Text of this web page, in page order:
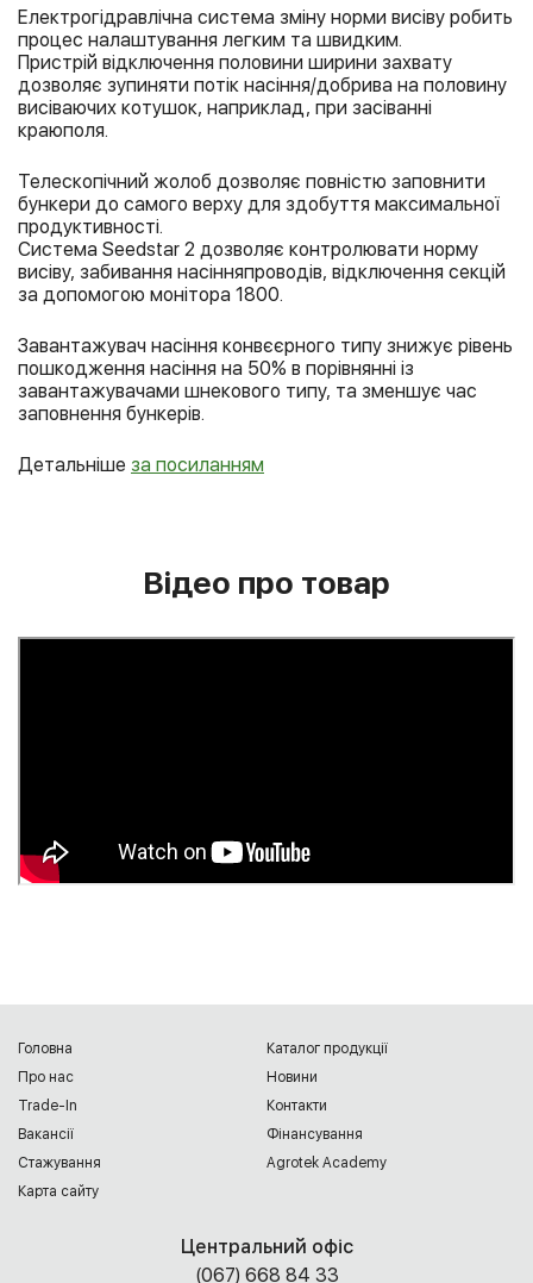
Електрогідравлічна система зміну норми висіву робить
процес налаштування легким та швидким.
Пристрій відключення половини ширини захвату
дозволяє зупиняти потік насіння/добрива на половину
висіваючих котушок, наприклад, при засіванні
краюполя.
Телескопічний жолоб дозволяє повністю заповнити
бункери до самого верху для здобуття максимальної
продуктивності.
Система Seedstar 2 дозволяє контролювати норму
висіву, забивання насінняпроводів, відключення секцій
за допомогою монітора 1800.
Завантажувач насіння конвєєрного типу знижує рівень
пошкодження насіння на 50% в порівнянні із
завантажувачами шнекового типу, та зменшує час
заповнення бункерів.
Детальніше за посиланням
Відео про товар
Головна
Каталог продукції
Про нас
Новини
Trade-In
Контакти
Вакансії
Фінансування
Cтажування
Agrotek Academy
Карта сайту
Центральний офіс
(067) 668 84 33